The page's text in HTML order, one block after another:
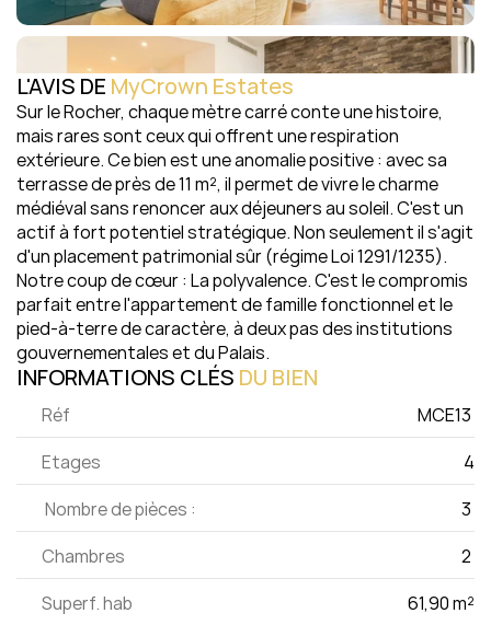
L'AVIS DE MyCrown Estates
Sur le Rocher, chaque mètre carré conte une histoire,
mais rares sont ceux qui offrent une respiration
extérieure. Ce bien est une anomalie positive : avec sa
terrasse de près de 11 m², il permet de vivre le charme
médiéval sans renoncer aux déjeuners au soleil. C'est un
actif à fort potentiel stratégique. Non seulement il s'agit
d'un placement patrimonial sûr (régime Loi 1291/1235).
Notre coup de cœur : La polyvalence. C'est le compromis
parfait entre l'appartement de famille fonctionnel et le
pied-à-terre de caractère, à deux pas des institutions
gouvernementales et du Palais.
INFORMATIONS CLÉS DU BIEN
Réf
MCE13
Etages
4
Nombre de pièces :
3
Chambres
2
Superf. hab
61,90 m²